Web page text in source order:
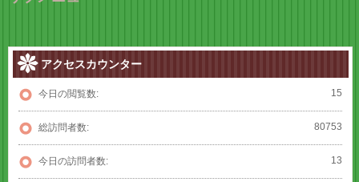
アクセスカウンター
15
今日の閲覧数:
80753
総訪問者数:
13
今日の訪問者数: